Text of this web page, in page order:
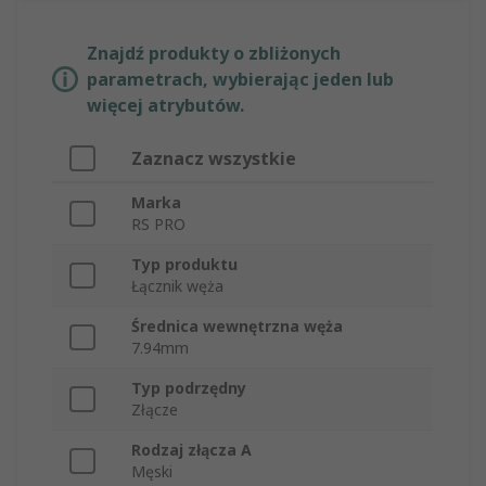
Znajdź produkty o zbliżonych
parametrach, wybierając jeden lub
więcej atrybutów.
Zaznacz wszystkie
Marka
RS PRO
Typ produktu
Łącznik węża
Średnica wewnętrzna węża
7.94mm
Typ podrzędny
Złącze
Rodzaj złącza A
Męski